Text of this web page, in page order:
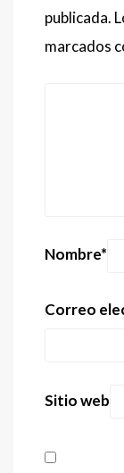
publicada.
marcados
Nombre*
Correo
Sitio web